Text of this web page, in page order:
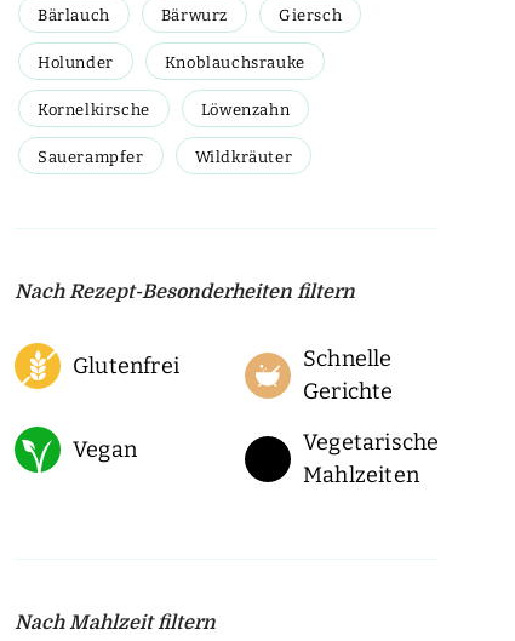
Bärlauch Bärwurz Giersch
Holunder Knoblauchsrauke
Kornelkirsche Löwenzahn
Sauerampfer Wildkräuter
Nach Rezept-Besonderheiten filtern
Glutenfrei
Schnelle
Gerichte
Vegan
Vegetarische
Mahlzeiten
Nach Mahlzeit filtern